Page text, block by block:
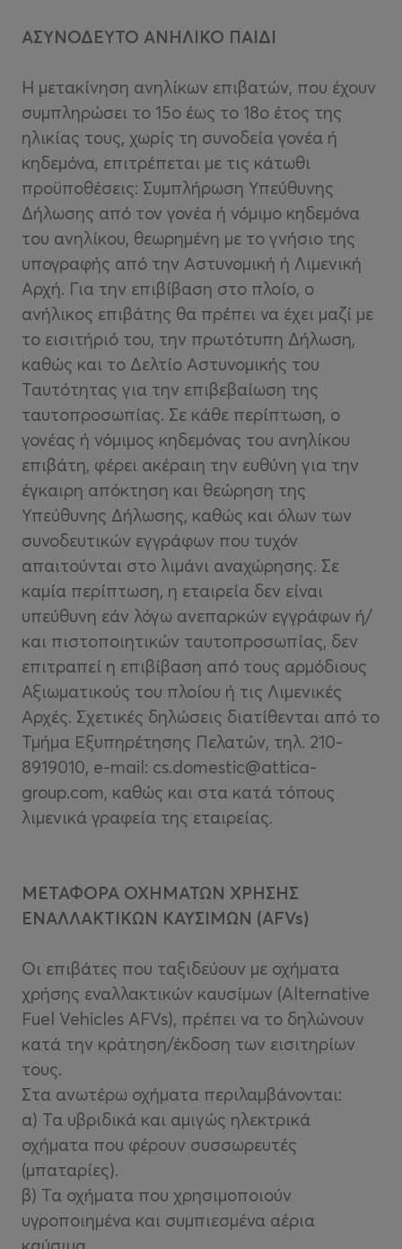
ΑΣΥΝΟΔΕΥΤΟ ΑΝΗΛΙΚΟ ΠΑΙΔΙ
Η μετακίνηση ανηλίκων επιβατών, που έχουν
συμπληρώσει το 15ο έως το 18ο έτος της
ηλικίας τους, χωρίς τη συνοδεία γονέα ή
κηδεμόνα, επιτρέπεται με τις κάτωθι
προϋποθέσεις: Συμπλήρωση Υπεύθυνης
Δήλωσης από τον γονέα ή νόμιμο κηδεμόνα
του ανηλίκου, θεωρημένη με το γνήσιο της
υπογραφής από την Αστυνομική ή Λιμενική
Αρχή. Για την επιβίβαση στο πλοίο, ο
ανήλικος επιβάτης θα πρέπει να έχει μαζί με
το εισιτήριό του, την πρωτότυπη Δήλωση,
καθώς και το Δελτίο Αστυνομικής του
Ταυτότητας για την επιβεβαίωση της
ταυτοπροσωπίας. Σε κάθε περίπτωση, ο
γονέας ή νόμιμος κηδεμόνας του ανηλίκου
επιβάτη, φέρει ακέραιη την ευθύνη για την
έγκαιρη απόκτηση και θεώρηση της
Υπεύθυνης Δήλωσης, καθώς και όλων των
συνοδευτικών εγγράφων που τυχόν
απαιτούνται στο λιμάνι αναχώρησης. Σε
καμία περίπτωση, η εταιρεία δεν είναι
υπεύθυνη εάν λόγω ανεπαρκών εγγράφων ή/
και πιστοποιητικών ταυτοπροσωπίας, δεν
επιτραπεί η επιβίβαση από τους αρμόδιους
Αξιωματικούς του πλοίου ή τις Λιμενικές
Αρχές. Σχετικές δηλώσεις διατίθενται από το
Τμήμα Εξυπηρέτησης Πελατών, τηλ. 210-
8919010, e-mail: cs.domestic@attica-
group.com, καθώς και στα κατά τόπους
λιμενικά γραφεία της εταιρείας.
ΜΕΤΑΦΟΡΑ ΟΧΗΜΑΤΩΝ ΧΡΗΣΗΣ
ΕΝΑΛΛΑΚΤΙΚΩΝ ΚΑΥΣΙΜΩΝ (AFVs)
Οι επιβάτες που ταξιδεύουν με οχήματα
χρήσης εναλλακτικών καυσίμων (Alternative
Fuel Vehicles AFVs), πρέπει να το δηλώνουν
κατά την κράτηση/έκδοση των εισιτηρίων
τους.
Στα ανωτέρω οχήματα περιλαμβάνονται:
α) Τα υβριδικά και αμιγώς ηλεκτρικά
οχήματα που φέρουν συσσωρευτές
(μπαταρίες).
β) Τα οχήματα που χρησιμοποιούν
υγροποιημένα και συμπιεσμένα αέρια